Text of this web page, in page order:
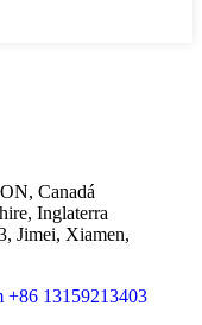
Canadá
Inglaterra
Jimei, Xiamen,
+86 13159213403